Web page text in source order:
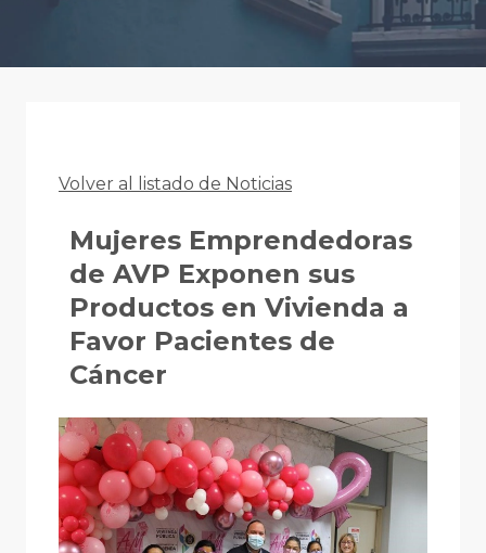
Volver al listado de Noticias
Mujeres Emprendedoras
de AVP Exponen sus
Productos en Vivienda a
Favor Pacientes de
Cáncer